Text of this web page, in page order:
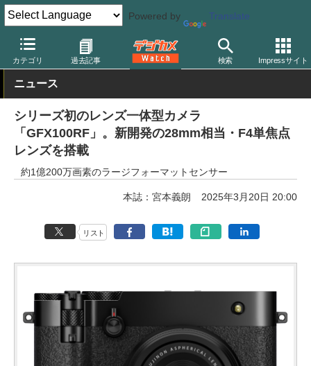
Powered by Translate
カテゴリ 過去記事 検索 Impressサイト
デジカメ Watch カメラ ミラーレスカメラ 富士フイルム
ニュース
シリーズ初のレンズ一体型カメラ
「GFX100RF」。新開発の28mm相当・F4単焦点
レンズを搭載
約1億200万画素のラージフォーマットセンサー
本誌：宮本義朗 2025年3月20日 20:00
リスト